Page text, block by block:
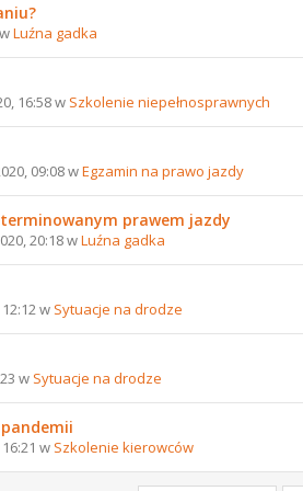
Luźna gadka
16:58 w Szkolenie niepełnosprawnych
09:08 wEgzamin na prawo jazdy
prawem jazdy
20:18 wLuźna gadka
w Sytuacje na drodze
w Sytuacje na drodze
w Szkolenie kierowców